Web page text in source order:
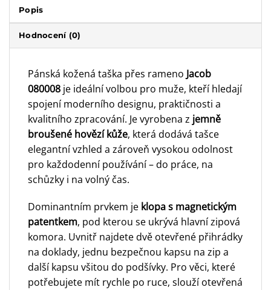
Popis
Hodnocení (0)
Pánská kožená taška přes rameno Jacob
080008 je ideální volbou pro muže, kteří hledají
spojení moderního designu, praktičnosti a
kvalitního zpracování. Je vyrobena z jemně
broušené hovězí kůže, která dodává tašce
elegantní vzhled a zároveň vysokou odolnost
pro každodenní používání – do práce, na
schůzky i na volný čas.
Dominantním prvkem je klopa s magnetickým
patentkem, pod kterou se ukrývá hlavní zipová
komora. Uvnitř najdete dvě otevřené přihrádky
na doklady, jednu bezpečnou kapsu na zip a
další kapsu všitou do podšívky. Pro věci, které
potřebujete mít rychle po ruce, slouží otevřená